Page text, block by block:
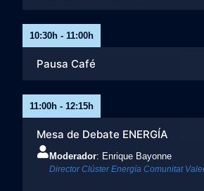
10:30h - 11:00h
Pausa Café
11:00h - 12:15h
Mesa de Debate ENERGÍA ​
Moderador: Enrique Bayonne
Director Clúster Energía Comunitat